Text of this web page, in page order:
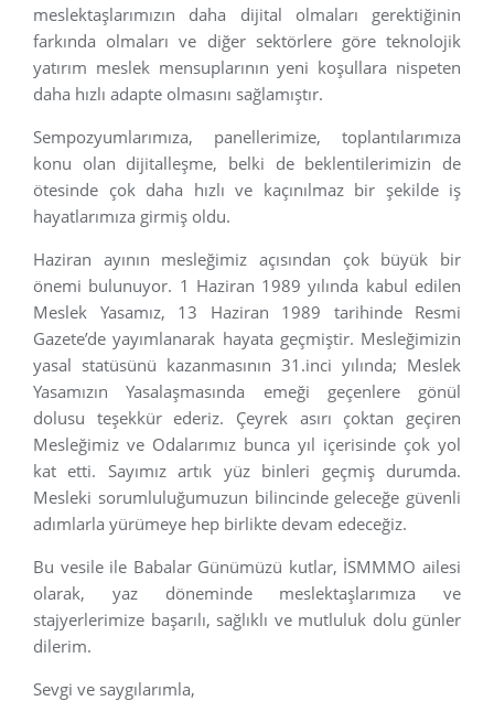
meslektaşlarımızın daha dijital olmaları gerektiğinin
farkında olmaları ve diğer sektörlere göre teknolojik
yatırım meslek mensuplarının yeni koşullara nispeten
daha hızlı adapte olmasını sağlamıştır.
Sempozyumlarımıza, panellerimize, toplantılarımıza
konu olan dijitalleşme, belki de beklentilerimizin de
ötesinde çok daha hızlı ve kaçınılmaz bir şekilde iş
hayatlarımıza girmiş oldu.
Haziran ayının mesleğimiz açısından çok büyük bir
önemi bulunuyor. 1 Haziran 1989 yılında kabul edilen
Meslek Yasamız, 13 Haziran 1989 tarihinde Resmi
Gazete’de yayımlanarak hayata geçmiştir. Mesleğimizin
yasal statüsünü kazanmasının 31.inci yılında; Meslek
Yasamızın Yasalaşmasında emeği geçenlere gönül
dolusu teşekkür ederiz. Çeyrek asırı çoktan geçiren
Mesleğimiz ve Odalarımız bunca yıl içerisinde çok yol
kat etti. Sayımız artık yüz binleri geçmiş durumda.
Mesleki sorumluluğumuzun bilincinde geleceğe güvenli
adımlarla yürümeye hep birlikte devam edeceğiz.
Bu vesile ile Babalar Günümüzü kutlar, İSMMMO ailesi
olarak, yaz döneminde meslektaşlarımıza ve
stajyerlerimize başarılı, sağlıklı ve mutluluk dolu günler
dilerim.
Sevgi ve saygılarımla,